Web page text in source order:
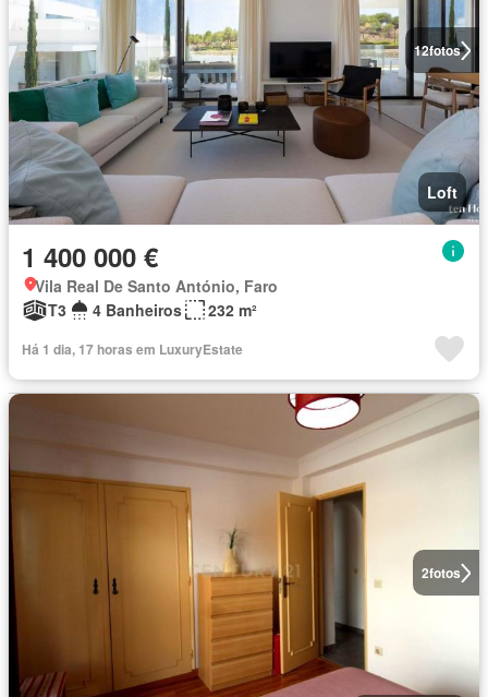
12fotos
Loft
1 400 000 €
Vila Real De Santo António, Faro
T3
4 Banheiros 232 m²
Há 1 dia, 17 horas em LuxuryEstate
2fotos